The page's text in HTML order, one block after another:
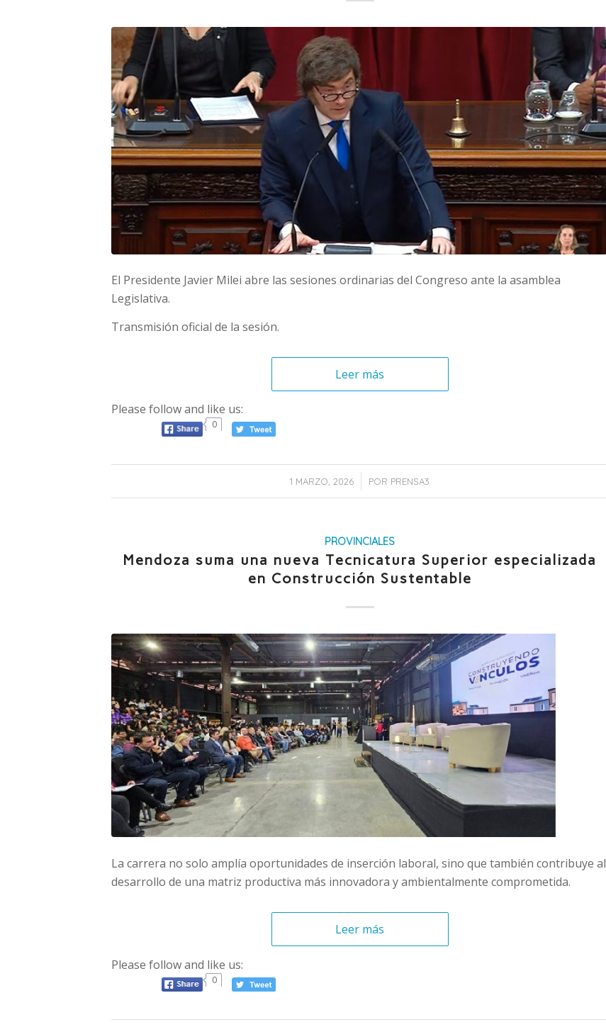
El Presidente Javier Milei abre las sesiones ordinarias del Congreso ante la asamblea
Legislativa.
Transmisión oficial de la sesión.
Leer más
Please follow and like us:
0
1 MARZO, 2026
/ POR PRENSA3
PROVINCIALES
Mendoza suma una nueva Tecnicatura Superior especializada
en Construcción Sustentable
La carrera no solo amplía oportunidades de inserción laboral, sino que también contribuye al
desarrollo de una matriz productiva más innovadora y ambientalmente comprometida.
Leer más
Please follow and like us:
0